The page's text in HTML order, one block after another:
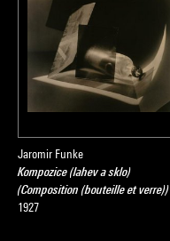
Jaromir Funke
Kompozice (lahev a sklo)
(Composition (bouteille et verre))
1927